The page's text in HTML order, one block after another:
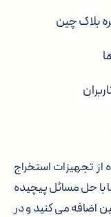
بلاک چین
از تجهیزات استخراج
با حل مسائل پیچیده
اضافه می کنید و در